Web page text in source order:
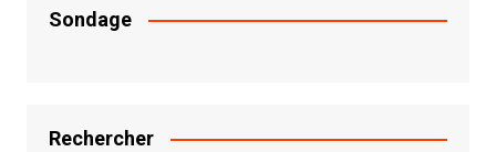
Sondage
Rechercher